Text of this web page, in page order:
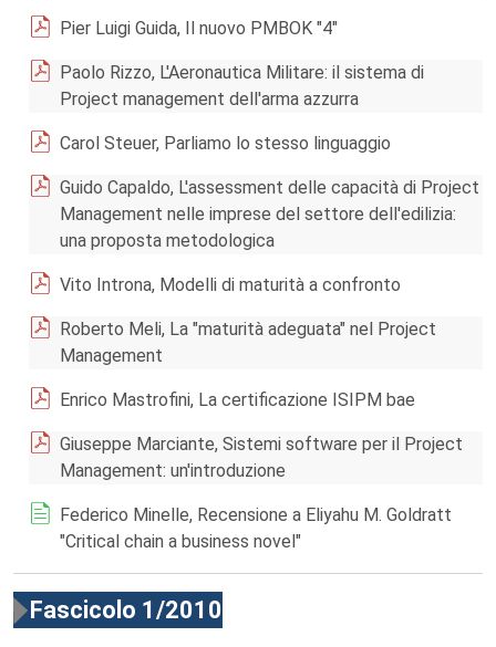
Pier Luigi Guida, Il nuovo PMBOK "4"
Paolo Rizzo, L'Aeronautica Militare: il sistema di
Project management dell'arma azzurra
Carol Steuer, Parliamo lo stesso linguaggio
Guido Capaldo, L'assessment delle capacità di Project
Management nelle imprese del settore dell'edilizia:
una proposta metodologica
Vito Introna, Modelli di maturità a confronto
Roberto Meli, La "maturità adeguata" nel Project
Management
Enrico Mastrofini, La certificazione ISIPM bae
Giuseppe Marciante, Sistemi software per il Project
Management: un'introduzione
Federico Minelle, Recensione a Eliyahu M. Goldratt
"Critical chain a business novel"
Fascicolo 1/2010